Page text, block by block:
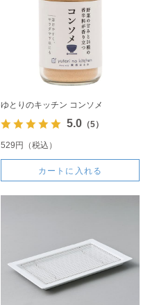
ゆとりのキッチン コンソメ
5.0（5）
529円（税込）
カートに入れる